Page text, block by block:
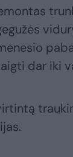
dar iki